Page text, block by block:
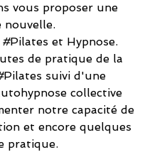
vous proposer une
nouvelle.
#Pilates et Hypnose.
de pratique de la
Pilates suivi d'une
collective
notre capacité de
et encore quelques
pratique.